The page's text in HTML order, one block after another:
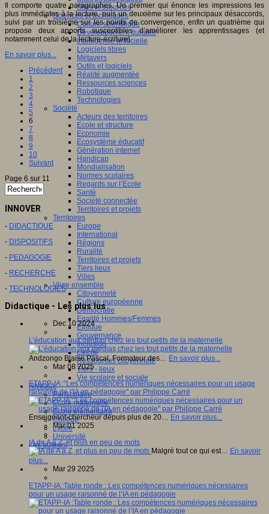
Sites ressources
Sciences et techniques
Culture scientifique
Développement durable
Intelligence artificielle
Logiciels libres
Métavers
Outils et logiciels
Réalité augmentée
Ressources sciences
Robotique
Technologies
Société
Acteurs des territoires
Ecole et structure
Economie
Ecosystème éducatif
Génération internet
Handicap
Mondialisation
Normes scolaires
Regards sur l’Ecole
Santé
Société connectée
Territoires et projets
Territoires
Europe
International
Régions
Ruralité
Territoires et projets
Tiers lieux
Villes
Vivre ensemble
Citoyenneté
Culture européenne
Démocratie
Egalité Hommes/Femmes
Ethique
Gouvernance
Inclusion
Laïcité
Ressources citoyenneté
Tiers - lieux
Vie scolaire et sociale
Niveaux
Périscolaire
Ecole maternelle
Ecole élémentaire
Collège
Lycée
Université
Les auteurs
Il comporte quatre paragraphes. Un premier qui énonce les impressions les
plus immédiates à la lecture, puis un deuxième sur les principaux désaccords,
suivi par un troisième sur les points de convergence, enfin un quatrième qui
propose deux apports susceptibles d’améliorer les apprentissages (et
notamment celui de la lecture-écriture).
En savoir plus...
Précédent
1
2
3
4
5
6
7
8
9
10
Suivant
Page 6 sur 11
INNOVER
- DIDACTIQUE
- DISPOSITIFS
- PEDAGOGIE
- RECHERCHE
- TECHNOLOGIES
Didactique - Les plus lus
Dec 10 2024
L’éducation aux médias chez les tout petits de la maternelle
Andzongo Blaise Pascal, Formateur des… En savoir plus...
Mar 08 2025
ETAPP-IA :"Les compétences numériques nécessaires pour un usage
raisonné de l'IA en pédagogie" par Philippe Carré
Enseignant-chercheur depuis plus de 20… En savoir plus...
Mar 01 2025
IA de A à Z, et plus en peu de mots
Malgré tout ce qui est… En savoir
plus...
Mar 29 2025
ETAPP-IA :Table ronde : Les compétences numériques nécessaires
pour un usage raisonné de l’IA en pédagogie